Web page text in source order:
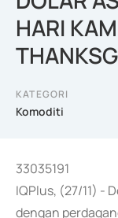
HARI
KATEGORI
Komoditi
33035191
IQPlus, (27/11) -
dengan